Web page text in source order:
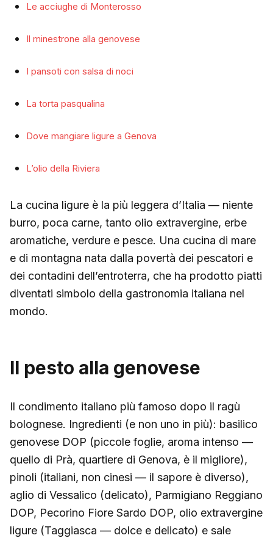
Le acciughe di Monterosso
Il minestrone alla genovese
I pansoti con salsa di noci
La torta pasqualina
Dove mangiare ligure a Genova
L’olio della Riviera
La cucina ligure è la più leggera d’Italia — niente
burro, poca carne, tanto olio extravergine, erbe
aromatiche, verdure e pesce. Una cucina di mare
e di montagna nata dalla povertà dei pescatori e
dei contadini dell’entroterra, che ha prodotto piatti
diventati simbolo della gastronomia italiana nel
mondo.
Il pesto alla genovese
Il condimento italiano più famoso dopo il ragù
bolognese. Ingredienti (e non uno in più): basilico
genovese DOP (piccole foglie, aroma intenso —
quello di Prà, quartiere di Genova, è il migliore),
pinoli (italiani, non cinesi — il sapore è diverso),
aglio di Vessalico (delicato), Parmigiano Reggiano
DOP, Pecorino Fiore Sardo DOP, olio extravergine
ligure (Taggiasca — dolce e delicato) e sale